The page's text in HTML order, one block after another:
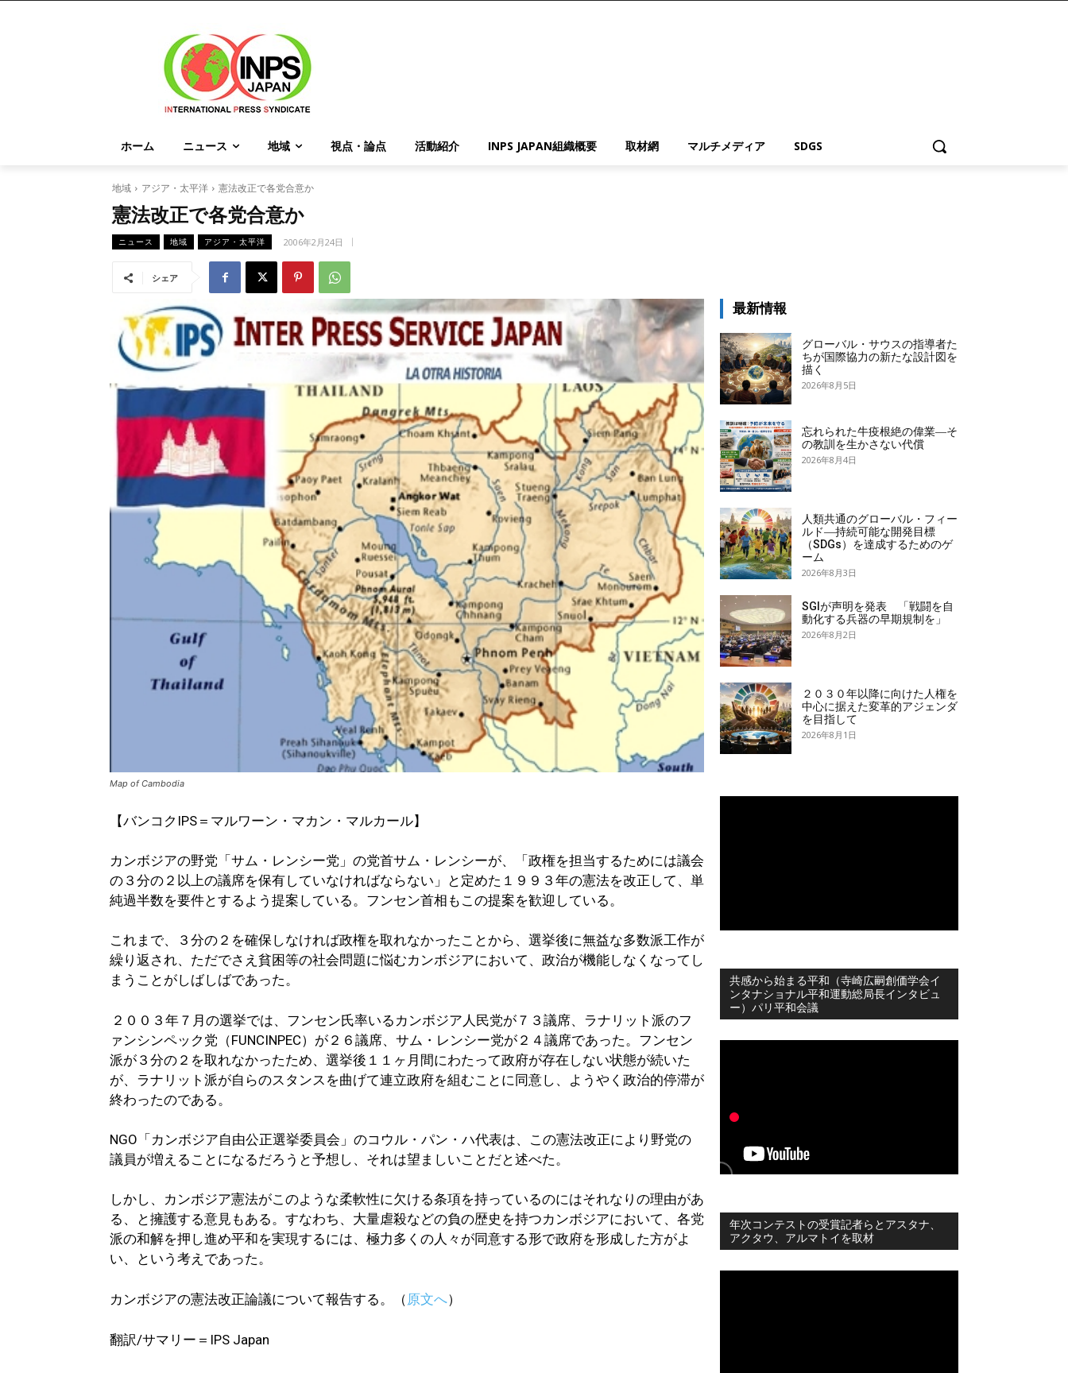
ホーム ニュース 地域 視点・論点 活動紹介 INPS JAPAN組織概要 取材網 マルチメディア SDGS
地域 アジア・太平洋 憲法改正で各党合意か
憲法改正で各党合意か
ニュース 地域 アジア・太平洋 2006年2月24日
シェア
Map of Cambodia
【バンコクIPS＝マルワーン・マカン・マルカール】
カンボジアの野党「サム・レンシー党」の党首サム・レンシーが、「政権を担当するためには議会
の３分の２以上の議席を保有していなければならない」と定めた１９９３年の憲法を改正して、単
純過半数を要件とするよう提案している。フンセン首相もこの提案を歓迎している。
これまで、３分の２を確保しなければ政権を取れなかったことから、選挙後に無益な多数派工作が
繰り返され、ただでさえ貧困等の社会問題に悩むカンボジアにおいて、政治が機能しなくなってし
まうことがしばしばであった。
２００３年７月の選挙では、フンセン氏率いるカンボジア人民党が７３議席、ラナリット派のフ
ァンシンペック党（FUNCINPEC）が２６議席、サム・レンシー党が２４議席であった。フンセン
派が３分の２を取れなかったため、選挙後１１ヶ月間にわたって政府が存在しない状態が続いた
が、ラナリット派が自らのスタンスを曲げて連立政府を組むことに同意し、ようやく政治的停滞が
終わったのである。
NGO「カンボジア自由公正選挙委員会」のコウル・パン・ハ代表は、この憲法改正により野党の
議員が増えることになるだろうと予想し、それは望ましいことだと述べた。
しかし、カンボジア憲法がこのような柔軟性に欠ける条項を持っているのにはそれなりの理由があ
る、と擁護する意見もある。すなわち、大量虐殺などの負の歴史を持つカンボジアにおいて、各党
派の和解を押し進め平和を実現するには、極力多くの人々が同意する形で政府を形成した方がよ
い、という考えであった。
カンボジアの憲法改正論議について報告する。（ 原文へ）
翻訳/サマリー＝IPS Japan
最新情報
グローバル・サウスの指導者た
ちが国際協力の新たな設計図を
描く
2026年8月5日
忘れられた牛疫根絶の偉業―そ
の教訓を生かさない代償
2026年8月4日
人類共通のグローバル・フィー
ルド―持続可能な開発目標
（SDGs）を達成するためのゲ
ーム
2026年8月3日
SGIが声明を発表 「戦闘を自
動化する兵器の早期規制を」
2026年8月2日
２０３０年以降に向けた人権を
中心に据えた変革的アジェンダ
を目指して
2026年8月1日
共感から始まる平和（寺崎広嗣創価学会イ
ンタナショナル平和運動総局長インタビュ
ー）パリ平和会議
年次コンテストの受賞記者らとアスタナ、
アクタウ、アルマトイを取材